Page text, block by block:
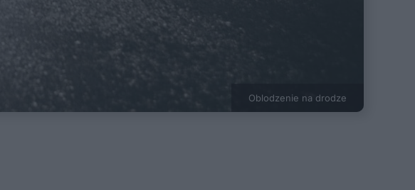
Oblodzenie na drodze